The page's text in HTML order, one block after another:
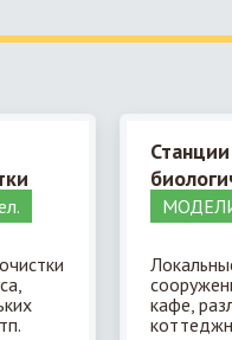
кафе,